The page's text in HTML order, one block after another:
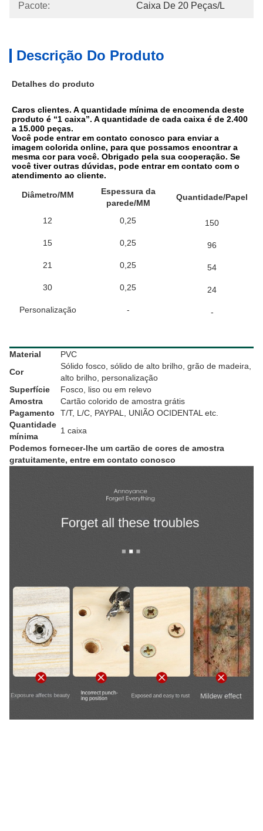
Pacote: Caixa De 20 Peças/l
Descrição Do Produto
Detalhes do produto
Caros clientes. A quantidade mínima de encomenda deste
produto é “1 caixa”. A quantidade de cada caixa é de 2.400
a 15.000 peças.
Você pode entrar em contato conosco para enviar a
imagem colorida online, para que possamos encontrar a
mesma cor para você. Obrigado pela sua cooperação. Se
você tiver outras dúvidas, pode entrar em contato com o
atendimento ao cliente.
Diâmetro/MM
Espessura da
parede/MM
Quantidade/Papel
12 0,25 150
15 0,25 96
21 0,25 54
30 0,25 24
Personalização - -
Material
PVC
Cor
Sólido fosco, sólido de alto brilho, grão de madeira,
alto brilho, personalização
Superfície
Fosco, liso ou em relevo
Amostra
Cartão colorido de amostra grátis
Pagamento
T/T, L/C, PAYPAL, UNIÃO OCIDENTAL etc.
Quantidade
mínima
1 caixa
Podemos fornecer-lhe um cartão de cores de amostra
gratuitamente, entre em contato conosco